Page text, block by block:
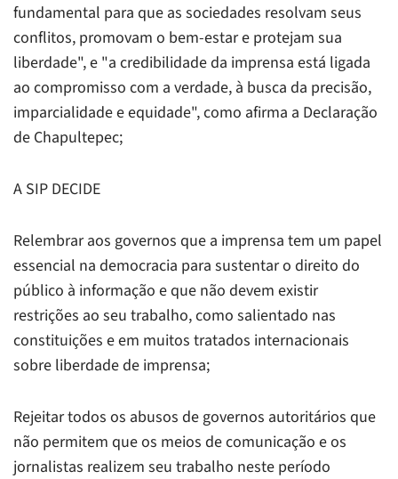
fundamental para que as sociedades resolvam seus
conflitos, promovam o bem-estar e protejam sua
liberdade", e "a credibilidade da imprensa está ligada
ao compromisso com a verdade, à busca da precisão,
imparcialidade e equidade", como afirma a Declaração
de Chapultepec;
A SIP DECIDE
Relembrar aos governos que a imprensa tem um papel
essencial na democracia para sustentar o direito do
público à informação e que não devem existir
restrições ao seu trabalho, como salientado nas
constituições e em muitos tratados internacionais
sobre liberdade de imprensa;
Rejeitar todos os abusos de governos autoritários que
não permitem que os meios de comunicação e os
jornalistas realizem seu trabalho neste período